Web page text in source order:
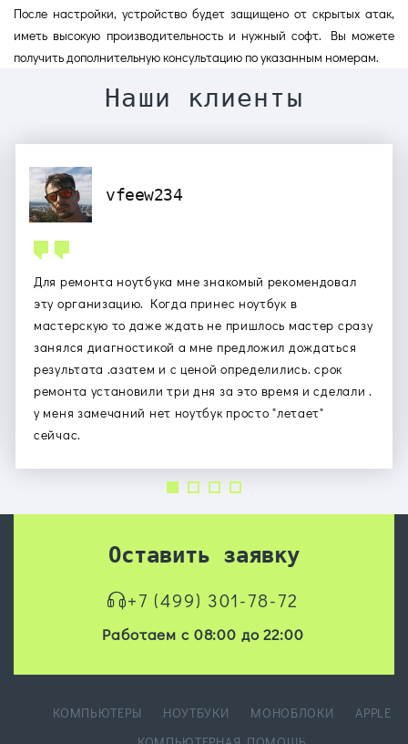
После настройки, устройство будет защищено от скрытых атак,
иметь высокую производительность и нужный софт. Вы можете
получить дополнительную консультацию по указанным номерам.
Наши клиенты
vfeew234
Для ремонта ноутбука мне знакомый рекомендовал
эту организацию. Когда принес ноутбук в
мастерскую то даже ждать не пришлось мастер сразу
занялся диагностикой а мне предложил дождаться
результата .азатем и с ценой определились. срок
ремонта установили три дня за это время и сделали .
у меня замечаний нет ноутбук просто "летает"
сейчас.
Оставить заявку
+7 (499) 301-78-72
Работаем с 08:00 до 22:00
КОМПЬЮТЕРЫ НОУТБУКИ МОНОБЛОКИ
APPLE